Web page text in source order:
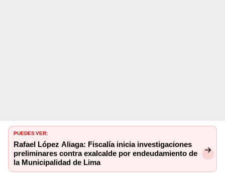
PUEDES VER:
Rafael López Aliaga: Fiscalía inicia investigaciones
preliminares contra exalcalde por endeudamiento de
la Municipalidad de Lima